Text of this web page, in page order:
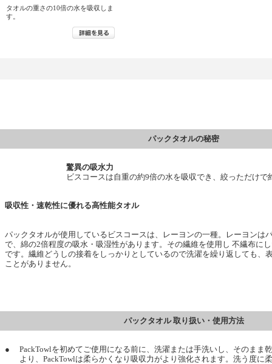
タオルの重さの10倍の水を吸収しま
す。
パックタオルの秘密
驚異の吸水力
ビスコースは自重の約9倍の水を吸収でき、絞っただけで
吸収性・速乾性に優れる高性能タオル
パックタオルが使用しているビスコースは、レーヨンの一種。レーヨンは
で、綿の2倍程度の吸水・吸湿性があります。その繊維を使用し 不繊布に
です。繊維どうしの接着をしっかりとしているので洗濯を繰り返しても、
ことがありません。
パックタオル 取り扱い・使用方法
●
PackTowlを初めてご使用になる前に、洗濯または手洗いし、そのまま
より、PackTowlは柔らかくなり吸収力がより強化されます。洗う度に